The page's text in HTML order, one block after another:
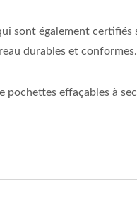
sont également
durables et conformes.
effaçables à